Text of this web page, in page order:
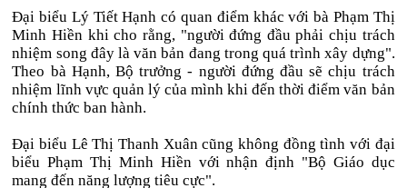
Đại biểu Lý Tiết Hạnh có quan điểm khác với bà Phạm Thị
Minh Hiền khi cho rằng, "người đứng đầu phải chịu trách
nhiệm song đây là văn bản đang trong quá trình xây dựng".
Theo bà Hạnh, Bộ trưởng - người đứng đầu sẽ chịu trách
nhiệm lĩnh vực quản lý của mình khi đến thời điểm văn bản
chính thức ban hành.
Đại biểu Lê Thị Thanh Xuân cũng không đồng tình với đại
biểu Phạm Thị Minh Hiền với nhận định "Bộ Giáo dục
mang đến năng lượng tiêu cực".